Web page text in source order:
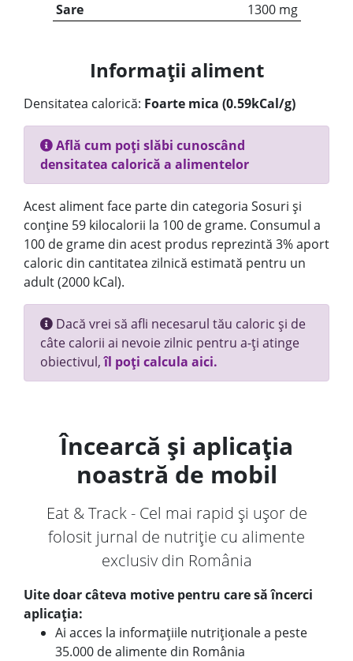
Sare
1300 mg
Informații aliment
Densitatea calorică: Foarte mica (0.59kCal/g)
Află cum poți slăbi cunoscând
densitatea calorică a alimentelor
Acest aliment face parte din categoria Sosuri și
conține 59 kilocalorii la 100 de grame. Consumul a
100 de grame din acest produs reprezintă 3% aport
caloric din cantitatea zilnică estimată pentru un
adult (2000 kCal).
Dacă vrei să afli necesarul tău caloric și de
câte calorii ai nevoie zilnic pentru a-ți atinge
obiectivul,îl poți calcula aici.
Încearcă și aplicația
noastră de mobil
Eat & Track - Cel mai rapid și ușor de
folosit jurnal de nutriție cu alimente
exclusiv din România
Uite doar câteva motive pentru care să încerci
aplicația:
Ai acces la informațiile nutriționale a peste
35.000 de alimente din România